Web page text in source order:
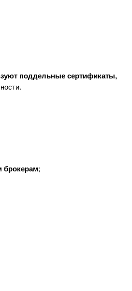
поддельные сертификаты,
брокерам;